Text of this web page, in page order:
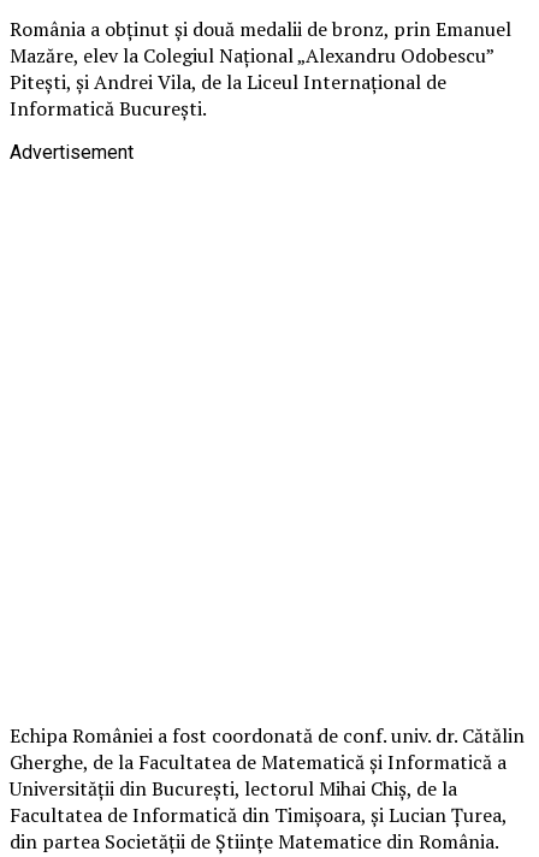
România a obținut și două medalii de bronz, prin Emanuel
Mazăre, elev la Colegiul Național „Alexandru Odobescu”
Pitești, și Andrei Vila, de la Liceul Internațional de
Informatică București.
Advertisement
Echipa României a fost coordonată de conf. univ. dr. Cătălin
Gherghe, de la Facultatea de Matematică și Informatică a
Universității din București, lectorul Mihai Chiș, de la
Facultatea de Informatică din Timișoara, și Lucian Țurea,
din partea Societății de Științe Matematice din România.